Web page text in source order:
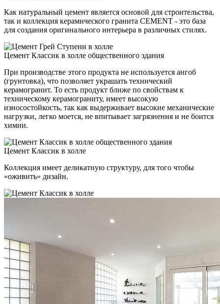
Как натуральный цемент является основой для строительства,
так и коллекция керамического гранита CEMENT - это база
для создания оригинального интерьера в различных стилях.
Цемент Классик в холле общественного здания
При производстве этого продукта не используется ангоб
(грунтовка), что позволяет украшать технический
керамогранит. То есть продукт ближе по свойствам к
техническому керамограниту, имеет высокую
износостойкость, так как выдерживает высокие механические
нагрузки, легко моется, не впитывает загрязнения и не боится
химии.
Цемент Классик в холле
Коллекция имеет деликатную структуру, для того чтобы
«оживить» дизайн.